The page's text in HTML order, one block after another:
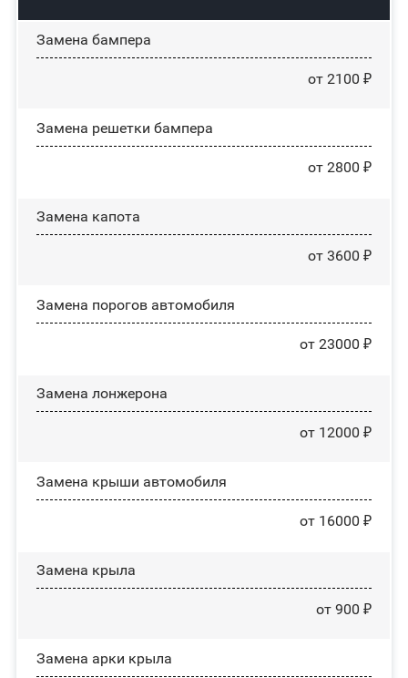
Замена бампера
от 2100 ₽
Замена решетки бампера
от 2800 ₽
Замена капота
от 3600 ₽
Замена порогов автомобиля
от 23000 ₽
Замена лонжерона
от 12000 ₽
Замена крыши автомобиля
от 16000 ₽
Замена крыла
от 900 ₽
Замена арки крыла